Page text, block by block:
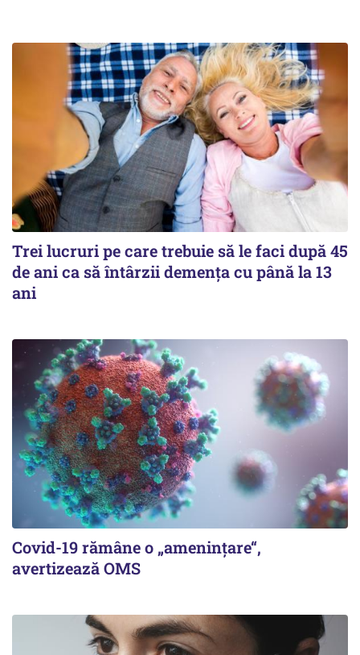
Trei lucruri pe care trebuie să le faci după 45
de ani ca să întârzii demența cu până la 13
ani
Covid-19 rămâne o „ameninţare“,
avertizează OMS